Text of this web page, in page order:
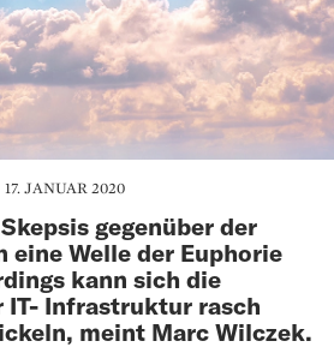
17. JANUAR 2020
gegenüber der
eine Welle der Euphorie
kann sich die
IT- Infrastruktur rasch
meint Marc Wilczek.